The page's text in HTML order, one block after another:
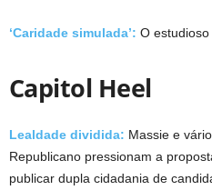
‘Caridade simulada’: O
Capitol Heel
Lealdade dividida: Massie e
Republicano pressionam a
publicar dupla cidadania de